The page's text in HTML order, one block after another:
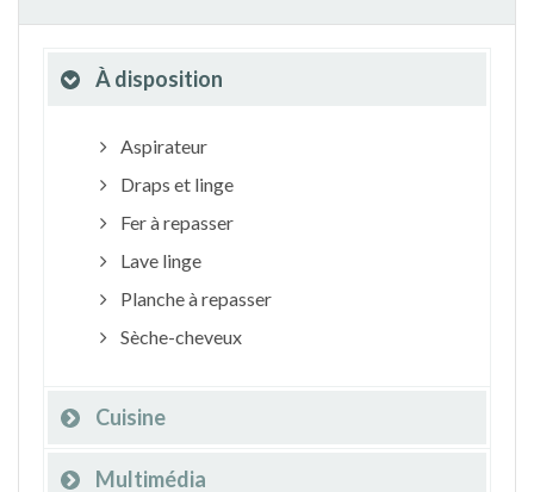
À disposition
Aspirateur
Draps et linge
Fer à repasser
Lave linge
Planche à repasser
Sèche-cheveux
Cuisine
Multimédia